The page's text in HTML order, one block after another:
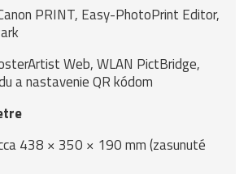
PRINT, Easy-PhotoPrint Editor,
Web, WLAN PictBridge,
a nastavenie QR kódom
438 × 350 × 190 mm (zasunuté